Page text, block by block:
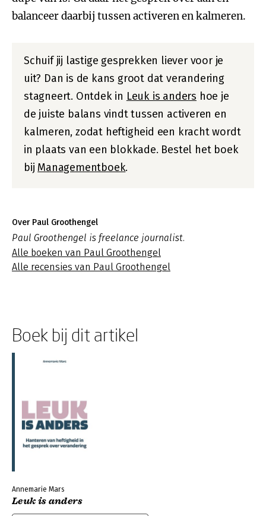
balanceer daarbij tussen activeren en kalmeren.
Schuif jij lastige gesprekken liever voor je
uit? Dan is de kans groot dat verandering
stagneert. Ontdek in Leuk is anders hoe je
de juiste balans vindt tussen activeren en
kalmeren, zodat heftigheid een kracht wordt
in plaats van een blokkade. Bestel het boek
bij Managementboek.
Over Paul Groothengel
Paul Groothengel is freelance journalist.
Alle boeken van Paul Groothengel
Alle recensies van Paul Groothengel
Boek bij dit artikel
Annemarie Mars
Leuk is anders